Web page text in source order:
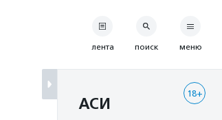
лента поиск меню
18+
АСИ